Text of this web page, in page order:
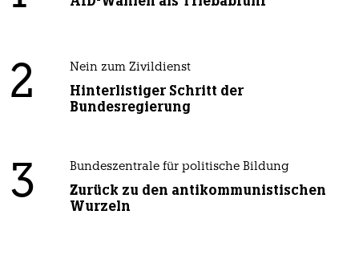
2 Nein zum Zivildienst
Hinterlistiger Schritt der
Bundesregierung
3 Bundeszentrale für politische Bildung
Zurück zu den antikommunistischen
Wurzeln